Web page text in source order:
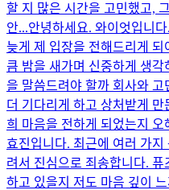
할 지 많은 시간을 고민했고,
안...안녕하세요. 와이엇입니
늦게 제 입장을 전해드리게
큼 밤을 새가며 신중하게 생
을 말씀드려야 할까 회사와
더 기다리게 하고 상처받게
희 마음을 전하게 되었는지 오
효진입니다. 최근에 여러 가
려서 진심으로 죄송합니다.
하고 있을지 저도 마음 깊이